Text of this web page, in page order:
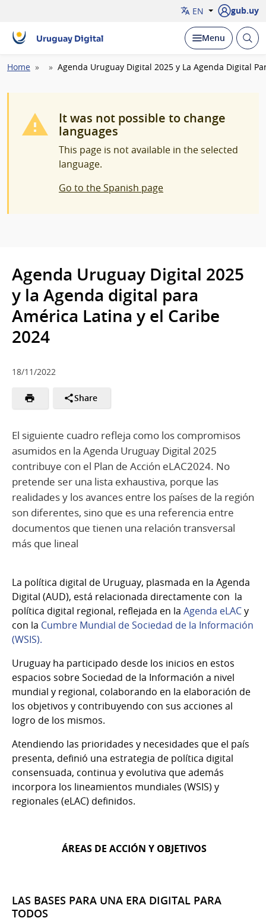
EN gub.uy
Uruguay Digital Display
Menu Open
Breadcrumb
Home Agenda Uruguay Digital 2025 y La Agenda Digital
It was not possible to change
languages
This page is not available in the selected
language.
Go to the Spanish page
Agenda Uruguay Digital 2025
y la Agenda digital para
América Latina y el Caribe
2024
18/11/2022
Share
El siguiente cuadro refleja como los compromisos
asumidos en la Agenda Uruguay Digital 2025
contribuye con el Plan de Acción eLAC2024. No
pretende ser una lista exhaustiva, porque las
realidades y los avances entre los países de la región
son diferentes, sino que es una referencia entre
documentos que tienen una relación transversal
más que lineal
La política digital de Uruguay, plasmada en la Agenda
Digital (AUD), está relacionada directamente con la
política digital regional, reflejada en la Agenda eLACy
con la Cumbre Mundial de Sociedad de la Información
(WSIS).
Uruguay ha participado desde los inicios en estos
espacios sobre Sociedad de la Información a nivel
mundial y regional, colaborando en la elaboración de
los objetivos y contribuyendo con sus acciones al
logro de los mismos.
Atendiendo las prioridades y necesidades que el país
presenta, definió una estrategia de política digital
consensuada, continua y evolutiva que además
incorpora los lineamientos mundiales (WSIS) y
regionales (eLAC) definidos.
ÁREAS DE ACCIÓN Y OBJETIVOS
LAS BASES PARA UNA ERA DIGITAL PARA
TODOS